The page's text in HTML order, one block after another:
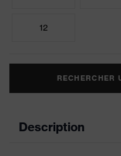
12
RECHERCHER
Description